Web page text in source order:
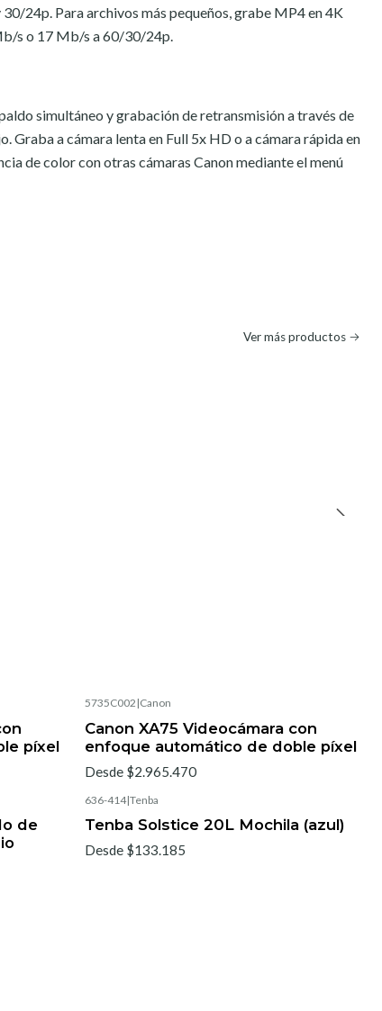
24p. Para archivos más pequeños, grabe MP4 en 4K
s o 17 Mb/s a 60/30/24p.
simultáneo y grabación de retransmisión a través de
Graba a cámara lenta en Full 5x HD o a cámara rápida en
de color con otras cámaras Canon mediante el menú
Ver más productos
píxel
5735C002 |Canon
Canon XA75 Videocámara con
enfoque automático de doble píxel
Desde $2.965.470
de
636-414|Tenba
Tenba Solstice 20L Mochila (azul)
Desde $133.185